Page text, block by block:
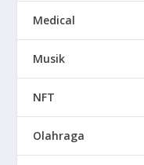
Medical
Musik
NFT
Olahraga